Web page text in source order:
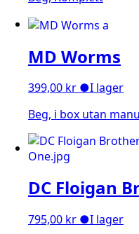
MD Worms
399,00 kr ●I lager
Beg, i box utan
DC Floigan
795,00 kr ●I lager